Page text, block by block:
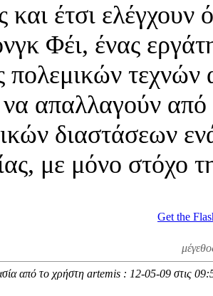
και έτσι
Φέι, ένας
πολεμικών τεχνών
να απαλλαγούν από
διαστάσεων
με μόνο στόχο
Get the
από το χρήστη artemis : 12-05-09 στις